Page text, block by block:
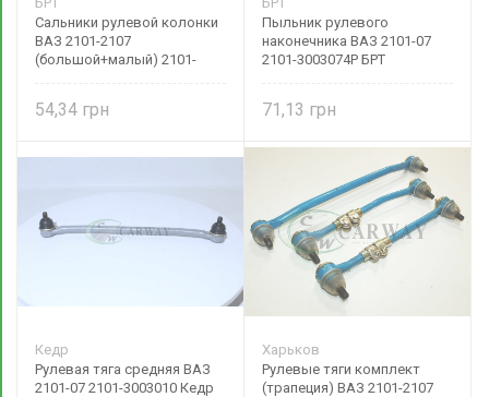
Сальники рулевой колонки
ВАЗ 2101-2107
(большой+малый) 2101-
54,34
Пыльник рулевого
наконечника ВАЗ 2101-07
2101-3003074Р БРТ
71,13
Кедр
Рулевая тяга средняя ВАЗ
2101-07 2101-3003010 Кедр
Харьков
Рулевые тяги комплект
(трапеция) ВАЗ 2101-2107